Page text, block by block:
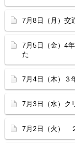
7月8日（月）交
7月5日（金）4
た
7月4日（木）３
7月3日（水）ク
7月2日（火）